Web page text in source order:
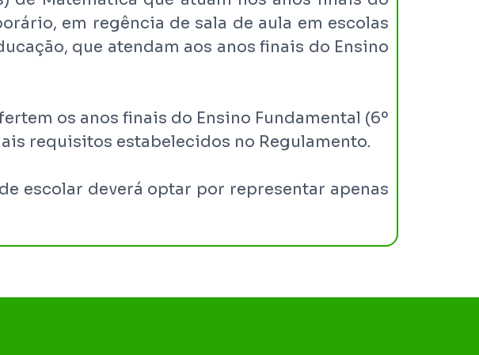
em regência de sala de aula em escolas
que atendam aos anos finais do Ensino
os anos finais do Ensino Fundamental (6º
requisitos estabelecidos no Regulamento.
escolar deverá optar por representar apenas